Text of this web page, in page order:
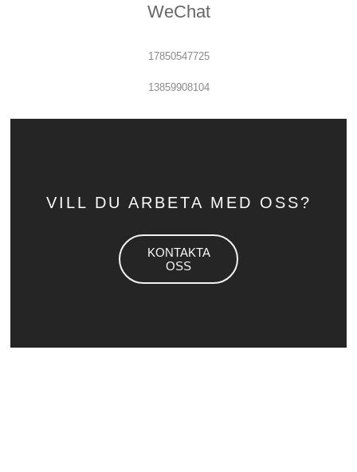
WeChat
17850547725
13859908104
VILL DU ARBETA MED OSS?
KONTAKTA
OSS